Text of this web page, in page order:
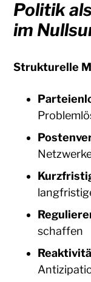
Politik
im
Strukturelle
schaffen